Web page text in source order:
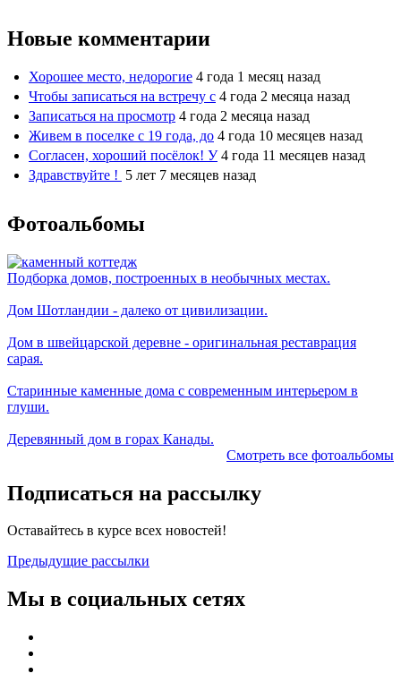
Новые комментарии
Хорошее место, недорогие 4 года 1 месяц назад
Чтобы записаться на встречу с 4 года 2 месяца назад
Записаться на просмотр 4 года 2 месяца назад
Живем в поселке с 19 года, до 4 года 10 месяцев назад
Согласен, хороший посёлок! У 4 года 11 месяцев назад
Здравствуйте ! 5 лет 7 месяцев назад
Фотоальбомы
Подборка домов, построенных в необычных местах.
Дом Шотландии - далеко от цивилизации.
Дом в швейцарской деревне - оригинальная реставрация
сарая.
Старинные каменные дома с современным интерьером в
глуши.
Деревянный дом в горах Канады.
Смотреть все фотоальбомы
Подписаться на рассылку
Оставайтесь в курсе всех новостей!
Предыдущие рассылки
Мы в социальных сетях